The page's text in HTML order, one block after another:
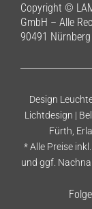
Copyright ©
GmbH – Alle
90491 Nürnberg
Design
Lichtdesign |
Fürth,
* Alle Preise
und ggf.